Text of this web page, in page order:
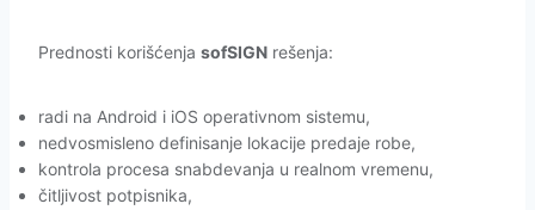
Prednosti korišćenja sofSIGN rešenja:
radi na Android i iOS operativnom sistemu,
nedvosmisleno definisanje lokacije predaje robe,
kontrola procesa snabdevanja u realnom vremenu,
čitljivost potpisnika,